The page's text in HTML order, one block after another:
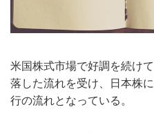
米国株式市場で好調を続け
落した流れを受け、日本株
行の流れとなっている。